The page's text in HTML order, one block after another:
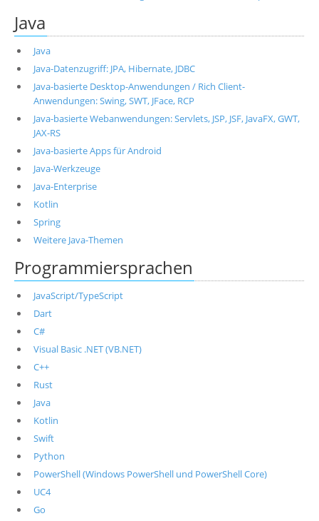
Java
Java
Java-Datenzugriff: JPA, Hibernate, JDBC
Java-basierte Desktop-Anwendungen / Rich Client-
Anwendungen: Swing, SWT, JFace, RCP
Java-basierte Webanwendungen: Servlets, JSP, JSF, JavaFX, GWT,
JAX-RS
Java-basierte Apps für Android
Java-Werkzeuge
Java-Enterprise
Kotlin
Spring
Weitere Java-Themen
Programmiersprachen
JavaScript/TypeScript
Dart
C#
Visual Basic .NET (VB.NET)
C++
Rust
Java
Kotlin
Swift
Python
PowerShell (Windows PowerShell und PowerShell Core)
UC4
Go